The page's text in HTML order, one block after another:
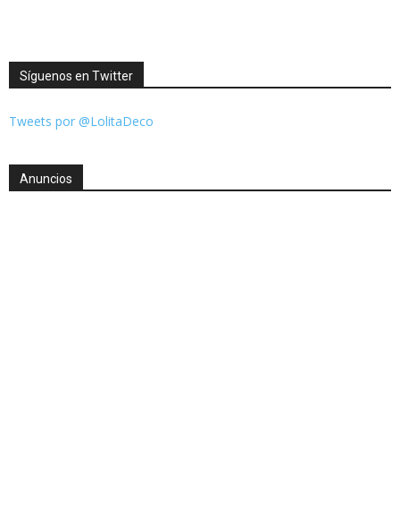
Síguenos en Twitter
Tweets por @LolitaDeco
Anuncios